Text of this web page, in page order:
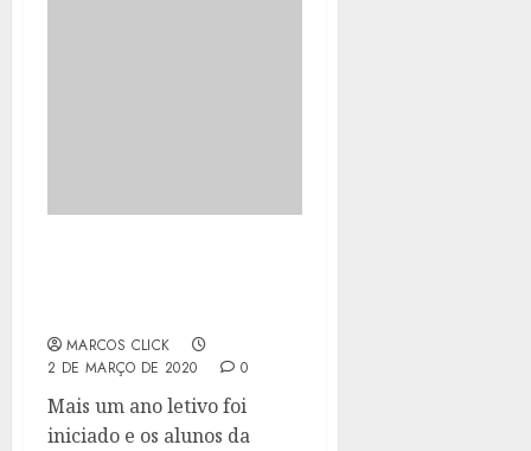
MARCOS CLICK
2 DE MARÇO DE 2020
0
Mais um ano letivo foi
iniciado e os alunos da